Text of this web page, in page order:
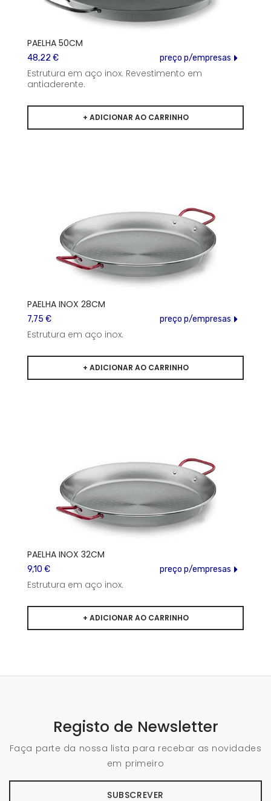
PAELHA 50CM
48,22 € preço p/empresas
Estrutura em aço inox. Revestimento em
antiaderente.
PAELHA INOX 28CM
7,75 € preço p/empresas
Estrutura em aço inox.
PAELHA INOX 32CM
9,10 € preço p/empresas
Estrutura em aço inox.
Registo de Newsletter
Faça parte da nossa lista para recebar as novidades
em primeiro
SUBSCREVER